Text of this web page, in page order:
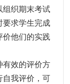
组织期末考试
要求学生完成
价他们的实践
有效的评价方
自我评价，可